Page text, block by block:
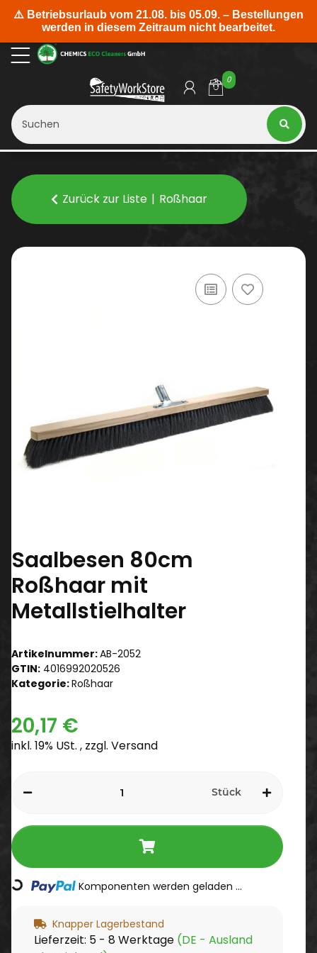
0
Zurück zur Liste Roßhaar
Saalbesen 80cm
Roßhaar mit
Metallstielhalter
Artikelnummer:AB-2052
GTIN: 4016992020526
Kategorie:Roßhaar
20,17 €
inkl. 19% USt. , zzgl. Versand
Stück
Loading... Komponenten werden geladen ...
Knapper Lagerbestand
Lieferzeit: 5 - 8 Werktage (DE - Ausland